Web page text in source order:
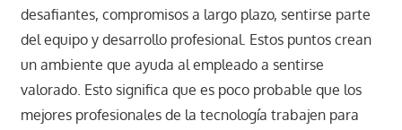
desafiantes, compromisos a largo plazo, sentirse parte
del equipo y desarrollo profesional. Estos puntos crean
un ambiente que ayuda al empleado a sentirse
valorado. Esto significa que es poco probable que los
mejores profesionales de la tecnología trabajen para